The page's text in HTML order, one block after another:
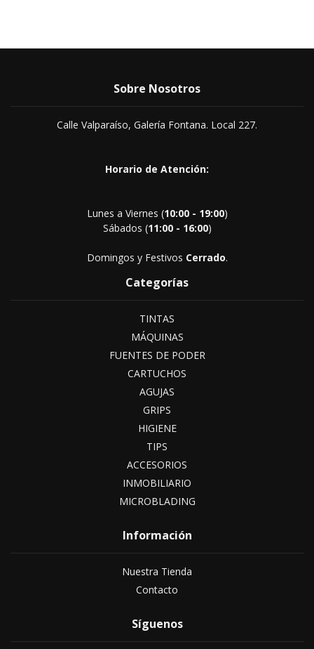
Sobre Nosotros
Calle Valparaíso, Galería Fontana. Local 227.
Horario de Atención:
Lunes a Viernes (10:00 - 19:00)
Sábados (11:00 - 16:00)
Domingos y Festivos Cerrado.
Categorías
TINTAS
MÁQUINAS
FUENTES DE PODER
CARTUCHOS
AGUJAS
GRIPS
HIGIENE
TIPS
ACCESORIOS
INMOBILIARIO
MICROBLADING
Información
Nuestra Tienda
Contacto
Síguenos